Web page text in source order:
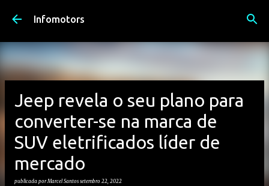
Avançar para o conteúdo principal
Infomotors
Jeep revela o seu plano para
converter-se na marca de
SUV eletrificados líder de
mercado
publicada porMarcel Santos setembro 22, 2022